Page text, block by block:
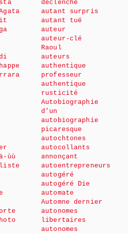
ùù
déclenché
autant surpris
autant tué
auteur
auteur-clé
Raoul
auteurs
authentique
professeur
authentique
rusticité
Autobiographie
d’un
autobiographie
picaresque
autochtones
autocollants
annonçant
autoentrepreneurs
autogéré
autogéré Die
automate
Automne dernier
autonomes
libertaires
autonomes